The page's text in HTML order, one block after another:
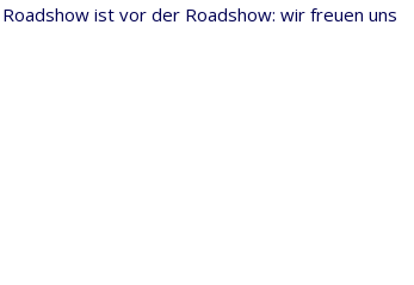
ist vor der Roadshow: wir freuen uns